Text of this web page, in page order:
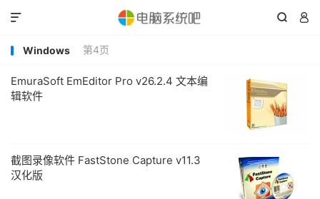
 

Windows 第4页
EmuraSoft EmEditor Pro v26.2.4 文本编
辑软件
截图录像软件 FastStone Capture v11.3
汉化版